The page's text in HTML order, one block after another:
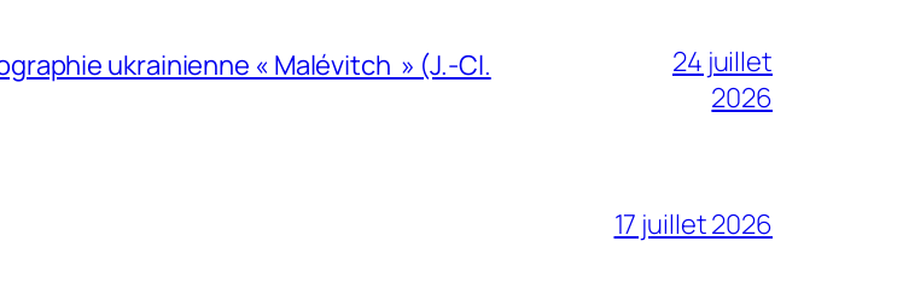
ukrainienne « Malévitch » (J.-Cl.
24 juillet
2026
17 juillet 2026